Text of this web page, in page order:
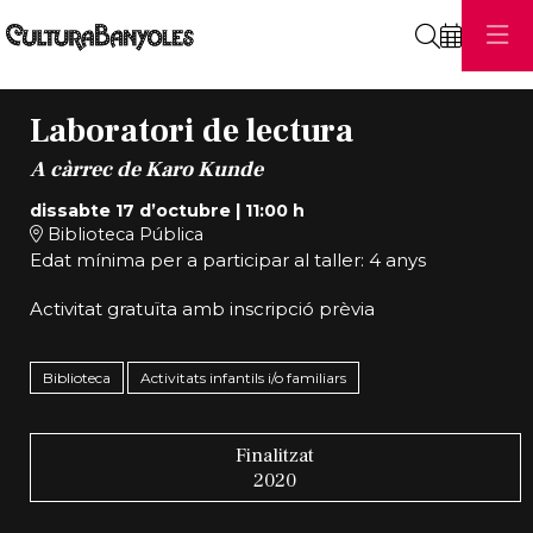
Laboratori de lectura
A càrrec de Karo Kunde
dissabte 17 d’octubre| 11:00 h
Biblioteca Pública
Edat mínima per a participar al taller: 4 anys
Activitat gratuïta amb inscripció prèvia
Biblioteca Activitats infantils i/o familiars
Finalitzat
2020